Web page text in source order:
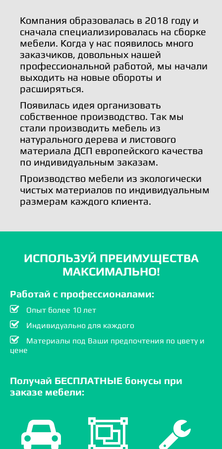
Компания образовалась в 2018 году и
сначала специализировалась на сборке
мебели. Когда у нас появилось много
заказчиков, довольных нашей
профессиональной работой, мы начали
выходить на новые обороты и
расширяться.
Появилась идея организовать
собственное производство. Так мы
стали производить мебель из
натурального дерева и листового
материала ДСП европейского качества
по индивидуальным заказам.
Производство мебели из экологически
чистых материалов по индивидуальным
размерам каждого клиента.
ИСПОЛЬЗУЙ ПРЕИМУЩЕСТВА
МАКСИМАЛЬНО!
Работай с профессионалами:
Опыт более 10 лет
Индивидуально для каждого
Материалы под Ваши предпочтения по цвету и
цене
Получай БЕСПЛАТНЫЕ бонусы при
заказе мебели: